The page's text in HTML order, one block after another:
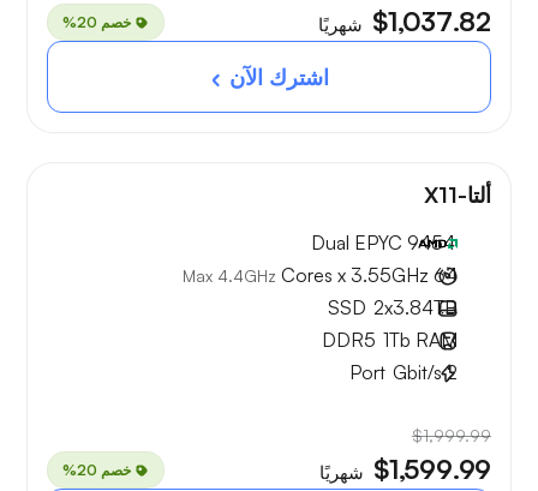
$1,037.82 شهريًا خصم 20%
اشترك الآن
ألتا-X11
Dual EPYC 9454
64 Cores x 3.55GHz
Max 4.4GHz
2x3.84TB
SSD
1Tb RAM
DDR5
2
Gbit/s
Port
$1,999.99
$1,599.99 شهريًا خصم 20%